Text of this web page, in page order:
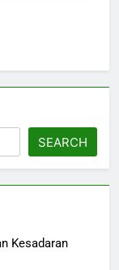
SEARCH
Kesadaran